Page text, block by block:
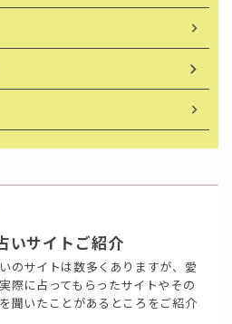
いサイトご紹介
のサイトは数多くありますが、愛
際に占ってもらったサイトやその
聞いたことがあるところをご紹介